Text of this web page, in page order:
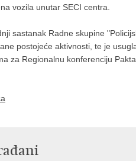
vozila unutar SECI centra.
sastanak Radne skupine
postojeće aktivnosti, te je
za Regionalnu konferenciju